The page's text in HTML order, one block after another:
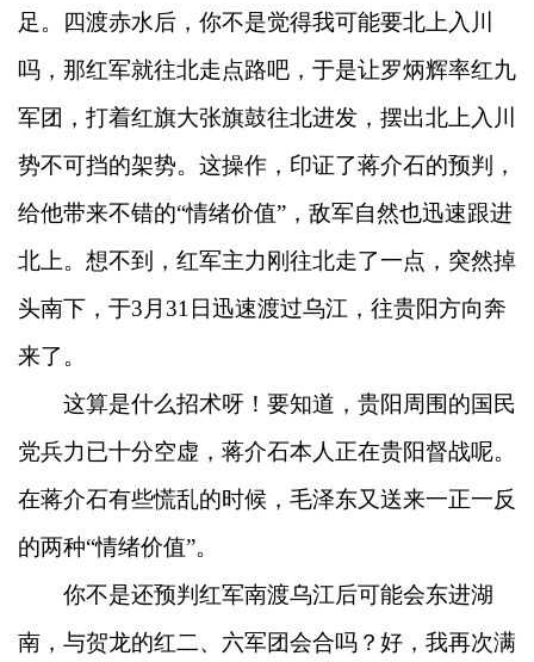
足。四渡赤水后，你不是觉得我可能要北上入川
吗，那红军就往北走点路吧，于是让罗炳辉率红九
军团，打着红旗大张旗鼓往北进发，摆出北上入川
势不可挡的架势。这操作，印证了蒋介石的预判，
给他带来不错的“情绪价值”，敌军自然也迅速跟进
北上。想不到，红军主力刚往北走了一点，突然掉
头南下，于3月31日迅速渡过乌江，往贵阳方向奔
来了。
这算是什么招术呀！要知道，贵阳周围的国民
党兵力已十分空虚，蒋介石本人正在贵阳督战呢。
在蒋介石有些慌乱的时候，毛泽东又送来一正一反
的两种“情绪价值”。
你不是还预判红军南渡乌江后可能会东进湖
南，与贺龙的红二、六军团会合吗？好，我再次满